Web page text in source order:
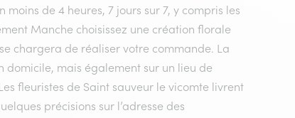
de 4 heures, 7 jours sur 7, y compris les
Manche choisissez une création florale
chargera de réaliser votre commande. La
domicile, mais également sur un lieu de
fleuristes de Saint sauveur le vicomte livrent
précisions sur l’adresse des